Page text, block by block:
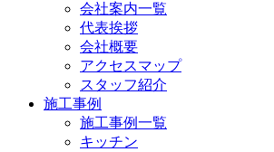
会社案内一覧
代表挨拶
会社概要
アクセスマップ
スタッフ紹介
施工事例
施工事例一覧
キッチン